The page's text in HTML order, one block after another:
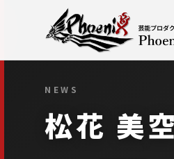
NEWS
松花 美